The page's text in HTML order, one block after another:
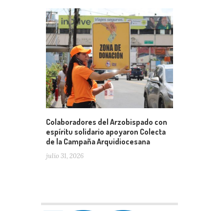
Colaboradores del Arzobispado con
espíritu solidario apoyaron Colecta
de la Campaña Arquidiocesana
julio 31, 2026